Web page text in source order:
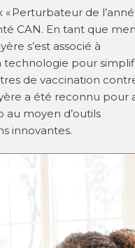
Perturbateur de
CAN. En tant que
s’est associé à
technologie pour
de vaccination
a été reconnu pour
au moyen d’outils
innovantes.